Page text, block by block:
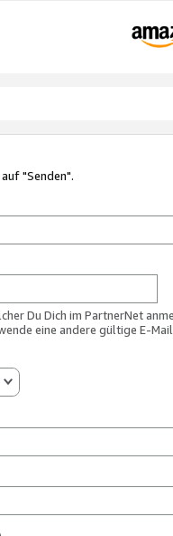
"Senden".
Du Dich im PartnerNet
eine andere gültige E-